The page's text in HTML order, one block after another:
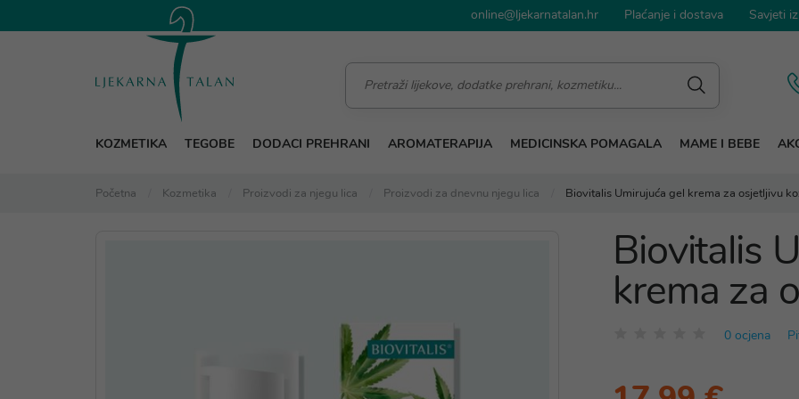
online@ljekarnatalan.hr Plaćanje i dostava Savjeti
KOZMETIKA TEGOBE DODACI PREHRANI AROMATERAPIJA MEDICINSKA POMAGALA MAME I BEBE
Početna Kozmetika Proizvodi za njegu lica Proizvodi za dnevnu njegu lica Biovitalis Umirujuća gel krema za osjetljivu
Biovitalis
krema za
0 ocjena